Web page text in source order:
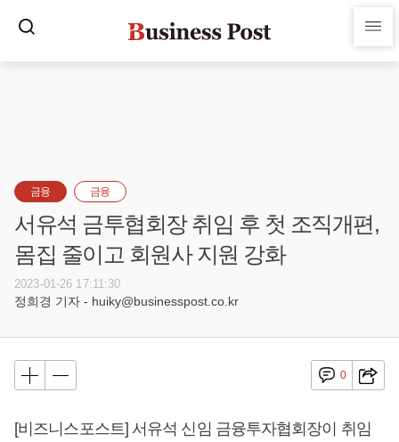
금융 금융
서유석 금투협회장 취임 후 첫 조직개편,
몸집 줄이고 회원사 지원 강화
2023-01-26 17:11:30
정희경 기자 - huiky@businesspost.co.kr
0
[비즈니스포스트] 서유석 신임 금융투자협회장이 취임